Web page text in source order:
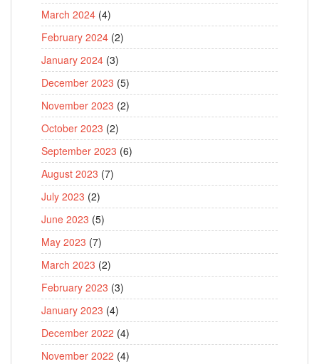
March 2024 (4)
February 2024 (2)
January 2024 (3)
December 2023 (5)
November 2023 (2)
October 2023 (2)
September 2023 (6)
August 2023 (7)
July 2023 (2)
June 2023 (5)
May 2023 (7)
March 2023 (2)
February 2023 (3)
January 2023 (4)
December 2022 (4)
November 2022 (4)